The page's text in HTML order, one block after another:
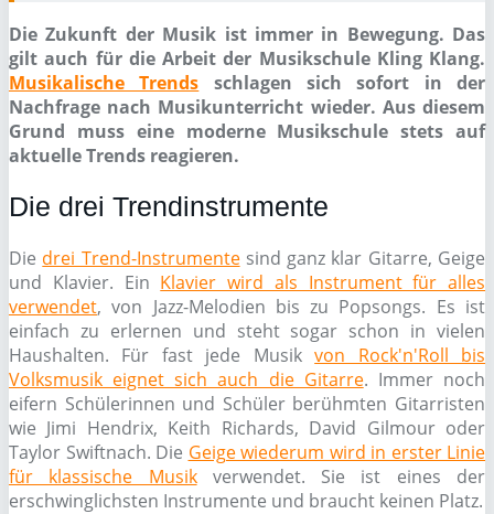
Die Zukunft der Musik ist immer in Bewegung. Das
gilt auch für die Arbeit der Musikschule Kling Klang.
Musikalische Trends schlagen sich sofort in der
Nachfrage nach Musikunterricht wieder. Aus diesem
Grund muss eine moderne Musikschule stets auf
aktuelle Trends reagieren.
Die drei Trendinstrumente
Die drei Trend-Instrumentesind ganz klar Gitarre, Geige
und Klavier. Ein Klavier wird als Instrument für alles
verwendet, von Jazz-Melodien bis zu Popsongs. Es ist
einfach zu erlernen und steht sogar schon in vielen
Haushalten. Für fast jede Musikvon Rock'n'Roll bis
Volksmusik eignet sich auch die Gitarre. Immer noch
eifern Schülerinnen und Schüler berühmten Gitarristen
wie Jimi Hendrix, Keith Richards, David Gilmour oder
Taylor Swiftnach. Die Geige wiederum wird in erster Linie
für klassische Musikverwendet. Sie ist eines der
erschwinglichsten Instrumente und braucht keinen Platz.